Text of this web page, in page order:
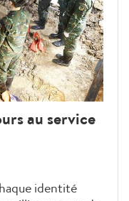
au service
identité